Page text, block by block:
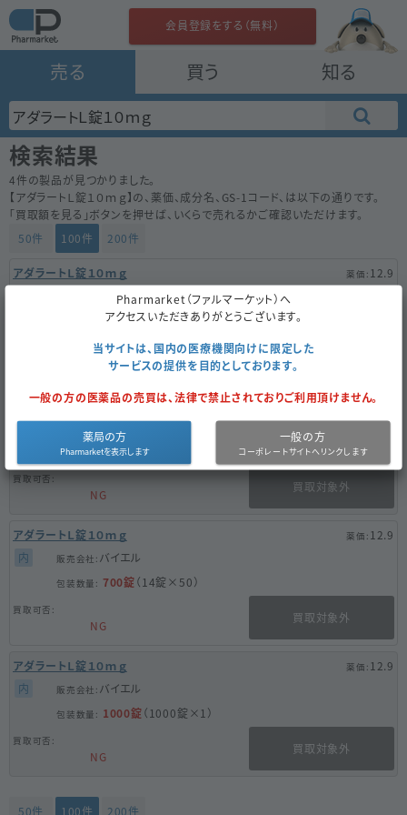
売る 買う 知る
会員登録をする（無料）
検索結果
4件の製品が見つかりました。
【アダラートＬ錠１０ｍｇ】の、薬価、成分名、GS-1コード、は以下の通りです。
「買取額を見る」ボタンを押せば、いくらで売れるかご確認いただけます。
50件
100件 200件
アダラートＬ錠１０ｍｇ 12.9
100錠（10錠×10）
バイエル
買取対象外
内
アダラートＬ錠１０ｍｇ 12.9
500錠（10錠×50）
バイエル
NG
買取対象外
内
アダラートＬ錠１０ｍｇ 12.9
700錠（14錠×50）
バイエル
NG
買取対象外
内
アダラートＬ錠１０ｍｇ 12.9
1000錠（1000錠×1）
バイエル
NG
買取対象外
50件 100件 200件
Pharmarket（ファルマーケット）へ
アクセスいただきありがとうございます。
当サイトは、国内の医療機関向けに限定した
サービスの提供を目的としております。
一般の方の医薬品の売買は、法律で禁止されておりご利用頂けません。
薬局の方 一般の方